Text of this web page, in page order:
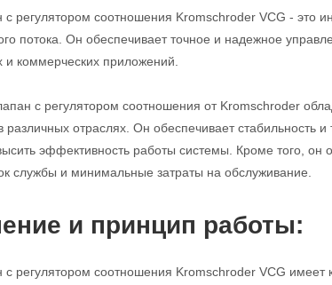
с регулятором соотношения Kromschroder VCG - это
потока. Он обеспечивает точное и надежное
коммерческих приложений.
с регулятором соотношения от Kromschroder
различных отраслях. Он обеспечивает стабильность и
эффективность работы системы. Кроме того, он
службы и минимальные затраты на обслуживание.
и принцип работы:
с регулятором соотношения Kromschroder VCG имеет